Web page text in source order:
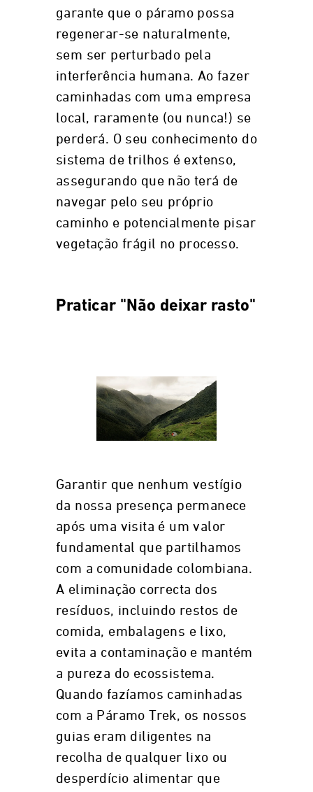
garante que o páramo possa
regenerar-se naturalmente,
sem ser perturbado pela
interferência humana. Ao fazer
caminhadas com uma empresa
local, raramente (ou nunca!) se
perderá. O seu conhecimento do
sistema de trilhos é extenso,
assegurando que não terá de
navegar pelo seu próprio
caminho e potencialmente pisar
vegetação frágil no processo.
Praticar "Não deixar rasto"
Garantir que nenhum vestígio
da nossa presença permanece
após uma visita é um valor
fundamental que partilhamos
com a comunidade colombiana.
A eliminação correcta dos
resíduos, incluindo restos de
comida, embalagens e lixo,
evita a contaminação e mantém
a pureza do ecossistema.
Quando fazíamos caminhadas
com a Páramo Trek, os nossos
guias eram diligentes na
recolha de qualquer lixo ou
desperdício alimentar que